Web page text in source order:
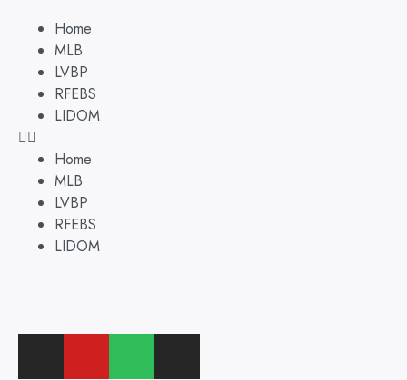
Home
MLB
LVBP
RFEBS
LIDOM
Home
MLB
LVBP
RFEBS
LIDOM